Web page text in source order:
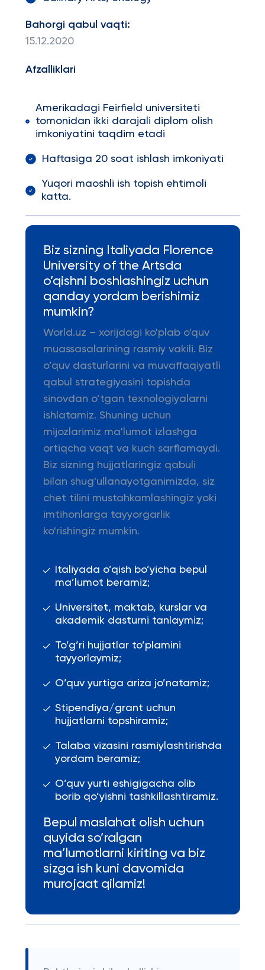
Bahorgi qabul vaqti:
15.12.2020
Afzalliklari
Amerikadagi Feirfield universiteti
tomonidan ikki darajali diplom olish
imkoniyatini taqdim etadi
Haftasiga 20 soat ishlash imkoniyati
Yuqori maoshli ish topish ehtimoli
katta.
Biz sizning Italiyada Florence
University of the Artsda
o’qishni boshlashingiz uchun
qanday yordam berishimiz
mumkin?
World.uz – xorijdagi ko'plab o'quv
muassasalarining rasmiy vakili. Biz
o’quv dasturlarini va muvaffaqiyatli
qabul strategiyasini topishda
sinovdan o’tgan texnologiyalarni
ishlatamiz. Shuning uchun
mijozlarimiz ma'lumot izlashga
ortiqcha vaqt va kuch sarflamaydi.
Biz sizning hujjatlaringiz qabuli
bilan shug'ullanayotganimizda, siz
chet tilini mustahkamlashingiz yoki
imtihonlarga tayyorgarlik
ko'rishingiz mumkin.
Italiyada o’qish bo’yicha bepul
ma’lumot beramiz;
Universitet, maktab, kurslar va
akademik dasturni tanlaymiz;
To’g’ri hujjatlar to’plamini
tayyorlaymiz;
O’quv yurtiga ariza jo’natamiz;
Stipendiya/grant uchun
hujjatlarni topshiramiz;
Talaba vizasini rasmiylashtirishda
yordam beramiz;
O’quv yurti eshigigacha olib
borib qo’yishni tashkillashtiramiz.
Bepul maslahat olish uchun
quyida so’ralgan
ma’lumotlarni kiriting va biz
sizga ish kuni davomida
murojaat qilamiz!